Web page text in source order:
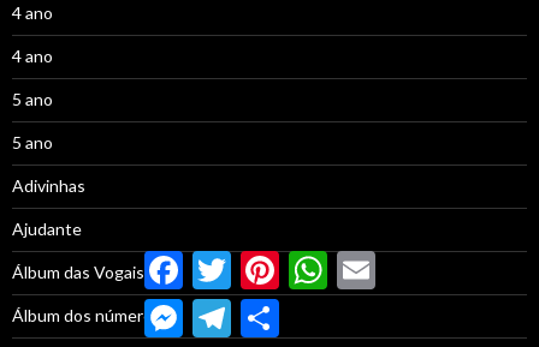
4 ano
4 ano
5 ano
5 ano
Adivinhas
Ajudante
Álbum das Vogais
Álbum dos números
Facebook
TwitterPinterestWhatsApp
Email
MessengerTelegram